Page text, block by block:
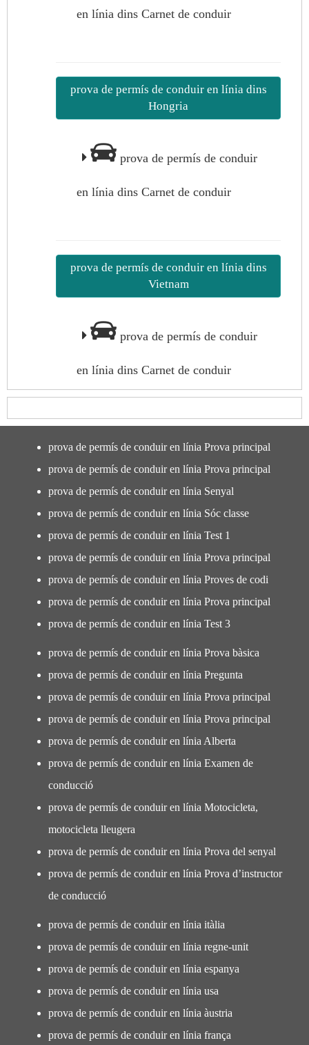
en línia dins Carnet de conduir
prova de permís de conduir en línia dins
Hongria
prova de permís de conduir
en línia dins Carnet de conduir
prova de permís de conduir en línia dins
Vietnam
prova de permís de conduir
en línia dins Carnet de conduir
prova de permís de conduir en línia Prova principal
prova de permís de conduir en línia Prova principal
prova de permís de conduir en línia Senyal
prova de permís de conduir en línia Sóc classe
prova de permís de conduir en línia Test 1
prova de permís de conduir en línia Prova principal
prova de permís de conduir en línia Proves de codi
prova de permís de conduir en línia Prova principal
prova de permís de conduir en línia Test 3
prova de permís de conduir en línia Prova bàsica
prova de permís de conduir en línia Pregunta
prova de permís de conduir en línia Prova principal
prova de permís de conduir en línia Prova principal
prova de permís de conduir en línia Alberta
prova de permís de conduir en línia Examen de
conducció
prova de permís de conduir en línia Motocicleta,
motocicleta lleugera
prova de permís de conduir en línia Prova del senyal
prova de permís de conduir en línia Prova d’instructor
de conducció
prova de permís de conduir en línia itàlia
prova de permís de conduir en línia regne-unit
prova de permís de conduir en línia espanya
prova de permís de conduir en línia usa
prova de permís de conduir en línia àustria
prova de permís de conduir en línia frança